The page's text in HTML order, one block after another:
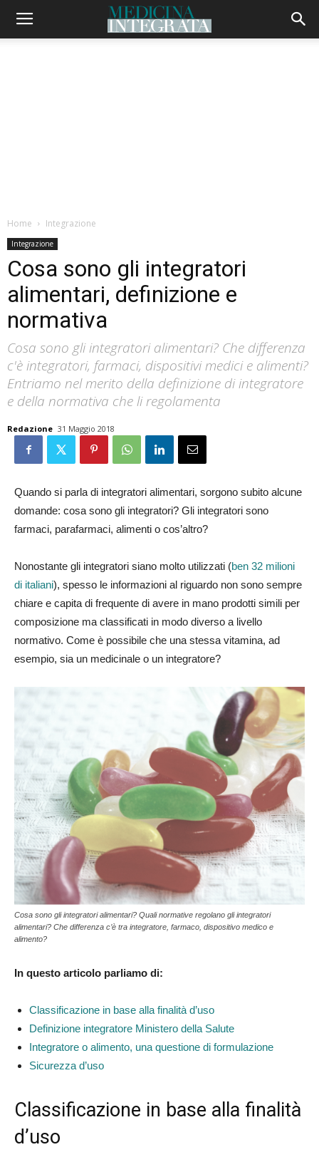
Home Integrazione
Integrazione
Cosa sono gli integratori
alimentari, definizione e
normativa
Cosa sono gli integratori alimentari? Che differenza
c'è integratori, farmaci, dispositivi medici e alimenti?
Entriamo nel merito della definizione di integratore
e della normativa che li regolamenta
Redazione 31 Maggio 2018
Quando si parla di integratori alimentari, sorgono subito alcune
domande: cosa sono gli integratori? Gli integratori sono
farmaci, parafarmaci, alimenti o cos’altro?
Nonostante gli integratori siano molto utilizzati (ben 32 milioni
di italiani), spesso le informazioni al riguardo non sono sempre
chiare e capita di frequente di avere in mano prodotti simili per
composizione ma classificati in modo diverso a livello
normativo. Come è possibile che una stessa vitamina, ad
esempio, sia un medicinale o un integratore?
Cosa sono gli integratori alimentari? Quali normative regolano gli integratori
alimentari? Che differenza c’è tra integratore, farmaco, dispositivo medico e
alimento?
In questo articolo parliamo di:
Classificazione in base alla finalità d’uso
Definizione integratore Ministero della Salute
Integratore o alimento, una questione di formulazione
Sicurezza d’uso
Classificazione in base alla finalità
d’uso